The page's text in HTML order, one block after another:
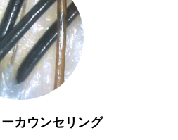
カウンセリング